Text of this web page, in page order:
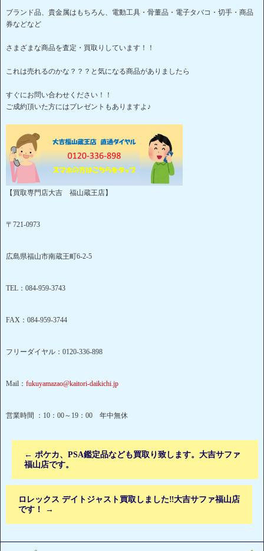
ブランド品、貴金属はもちろん、電動工具・骨董品・電子タバコ・切手・商品
券などなど
さまざまな商品を査定・買取りしています！！
これは売れるのかな？？？と気になる商品がありましたら
すぐにお問い合わせください！！
ご成約頂いた方にはプレゼントもありますよ♪
【買取専門店大吉 福山蔵王店】
〒721-0973
広島県福山市南蔵王町6-2-5
TEL：084-959-3743
FAX：084-959-3744
フリーダイヤル：0120-336-898
Mail： fukuyamazao@kaitori-daikichi.jp
営業時間 ：10：00～19：00 年中無休
← ポケカ、PSA鑑定品なども買取り致します。大吉サファ
福山店です。
ロレックス デイトジャスト買取しました‼大吉サファ福山店
です！
→